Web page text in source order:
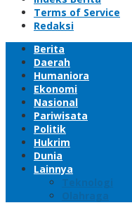
Terms of Service
Redaksi
Berita
Daerah
Humaniora
Ekonomi
Nasional
Pariwisata
Politik
Hukrim
Dunia
Lainnya
Teknologi
Olahraga